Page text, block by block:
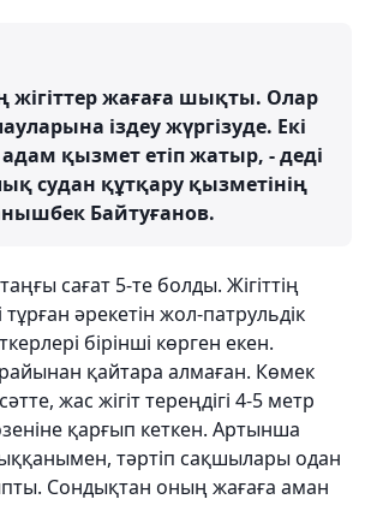
жігіттер жағаға шықты. Олар
іздеу жүргізуде. Екі
қызмет етіп жатыр, - деді
судан құтқару қызметінің
Байтуғанов.
сағат 5-те болды. Жігіттің
тұрған әрекетін жол-патрульдік
бірінші көрген екен.
қайтара алмаған. Көмек
жас жігіт тереңдігі 4-5 метр
қарғып кеткен. Артынша
тәртіп сақшылары одан
Сондықтан оның жағаға аман